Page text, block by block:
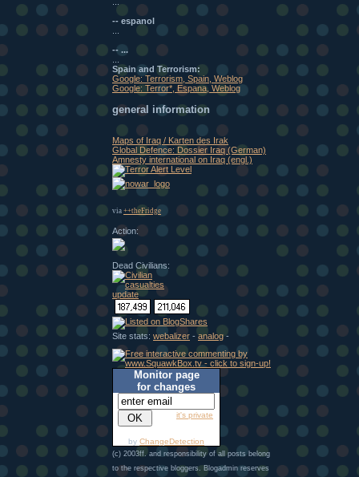
-- espanol
-- ...
Spain and Terrorism:
Google: Terrorism, Spain, Weblog
Google: Terror*, Espana, Weblog
general information
Maps of Iraq / Karten des Irak
Global Defence: Dossier Iraq (German)
Amnesty international on Iraq (engl.)
via ++theFridge
Action:
Dead Civilians:
Site stats: webalizer - analog -
Monitor page
for changes
it's private
by ChangeDetection
(c) 2003ff. and responsibility of all posts belong
to the respective bloggers. Blogadmin reserves